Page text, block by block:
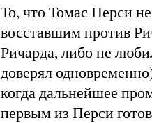
То, что Томас Перси
восставшим против
Ричарда, либо не
доверял
когда дальнейшее
первым из Перси